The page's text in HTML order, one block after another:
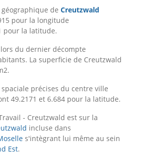
de Creutzwald
pour la longitude
pour la latitude.
du dernier décompte
La superficie de Creutzwald
spaciale précises du centre ville
49.2171 et 6.684 pour la latitude.
- Creutzwald est sur la
incluse dans
s'intègrant lui même au sein
Est.